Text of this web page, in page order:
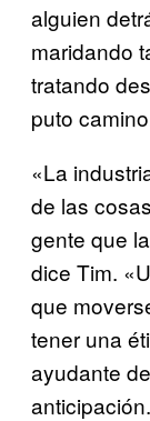
alguien
maridando
tratando
puto
«La
de las
gente que
dice Tim.
que
tener una
ayudante